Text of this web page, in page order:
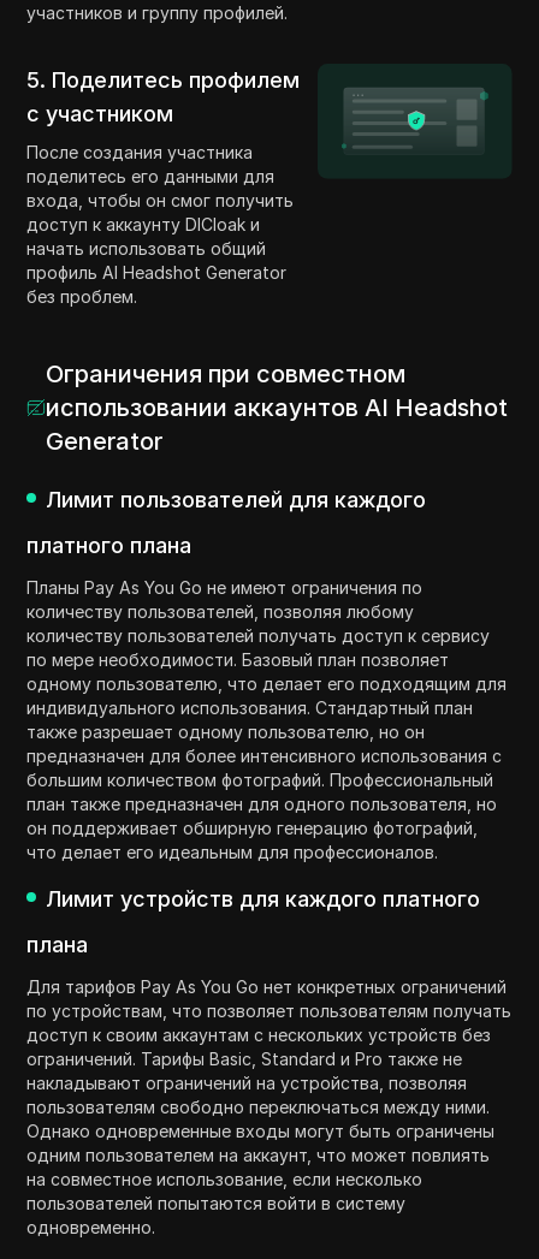
участников и группу профилей.
5. Поделитесь профилем
с участником
После создания участника
поделитесь его данными для
входа, чтобы он смог получить
доступ к аккаунту DICloak и
начать использовать общий
профиль AI Headshot Generator
без проблем.
Ограничения при совместном
использовании аккаунтов AI Headshot
Generator
Лимит пользователей для каждого
платного плана
Планы Pay As You Go не имеют ограничения по
количеству пользователей, позволяя любому
количеству пользователей получать доступ к сервису
по мере необходимости. Базовый план позволяет
одному пользователю, что делает его подходящим для
индивидуального использования. Стандартный план
также разрешает одному пользователю, но он
предназначен для более интенсивного использования с
большим количеством фотографий. Профессиональный
план также предназначен для одного пользователя, но
он поддерживает обширную генерацию фотографий,
что делает его идеальным для профессионалов.
Лимит устройств для каждого платного
плана
Для тарифов Pay As You Go нет конкретных ограничений
по устройствам, что позволяет пользователям получать
доступ к своим аккаунтам с нескольких устройств без
ограничений. Тарифы Basic, Standard и Pro также не
накладывают ограничений на устройства, позволяя
пользователям свободно переключаться между ними.
Однако одновременные входы могут быть ограничены
одним пользователем на аккаунт, что может повлиять
на совместное использование, если несколько
пользователей попытаются войти в систему
одновременно.